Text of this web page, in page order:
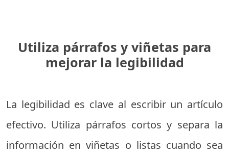
Utiliza párrafos y viñetas para
mejorar la legibilidad
La legibilidad es clave al escribir un artículo
efectivo. Utiliza párrafos cortos y separa la
información en viñetas o listas cuando sea